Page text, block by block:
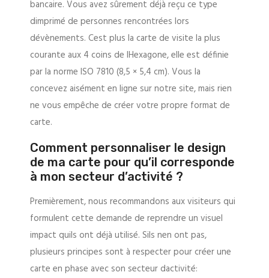
bancaire. Vous avez sûrement déjà reçu ce type
dimprimé de personnes rencontrées lors
dévènements. Cest plus la carte de visite la plus
courante aux 4 coins de lHexagone, elle est définie
par la norme ISO 7810 (8,5 × 5,4 cm). Vous la
concevez aisément en ligne sur notre site, mais rien
ne vous empêche de créer votre propre format de
carte.
Comment personnaliser le design
de ma carte pour qu’il corresponde
à mon secteur d’activité ?
Premièrement, nous recommandons aux visiteurs qui
formulent cette demande de reprendre un visuel
impact quils ont déjà utilisé. Sils nen ont pas,
plusieurs principes sont à respecter pour créer une
carte en phase avec son secteur dactivité: